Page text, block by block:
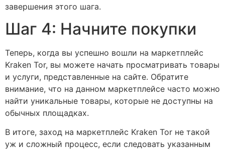
завершения этого шага.
Шаг 4: Начните покупки
Теперь, когда вы успешно вошли на маркетплейс
Kraken Tor, вы можете начать просматривать товары
и услуги, представленные на сайте. Обратите
внимание, что на данном маркетплейсе часто можно
найти уникальные товары, которые не доступны на
обычных площадках.
В итоге, заход на маркетплейс Kraken Tor не такой
уж и сложный процесс, если следовать указанным